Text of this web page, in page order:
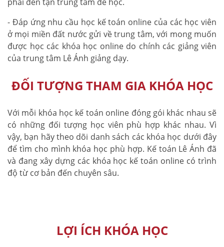
- Đáp ứng nhu cầu học kế toán online của các học viên
ở mọi miền đất nước gửi về trung tâm, với mong muốn
được học các khóa học online do chính các giảng viên
của trung tâm Lê Ánh giảng dạy.
ĐỐI TƯỢNG THAM GIA KHÓA HỌC
Với mỗi khóa học kế toán online đóng gói khác nhau sẽ
có những đối tượng học viên phù hợp khác nhau. Vì
vậy, bạn hãy theo dõi danh sách các khóa học dưới đây
để tìm cho mình khóa học phù hợp. Kế toán Lê Ánh đã
và đang xây dựng các khóa học kế toán online có trình
độ từ cơ bản đến chuyên sâu.
LỢI ÍCH KHÓA HỌC